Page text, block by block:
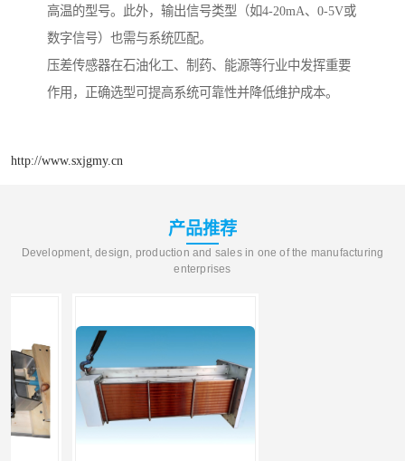
高温的型号。此外，输出信号类型（如4-20mA、0-5V或
数字信号）也需与系统匹配。
压差传感器在石油化工、制药、能源等行业中发挥重要
作用，正确选型可提高系统可靠性并降低维护成本。
http://www.sxjgmy.cn
产品推荐
Development, design, production and sales in one of the manufacturing
enterprises